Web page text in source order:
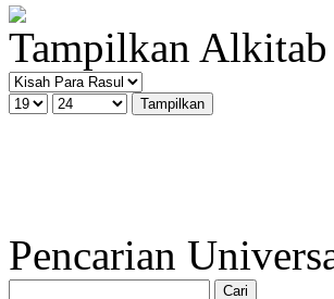
Tampilkan Alkitab
Pencarian